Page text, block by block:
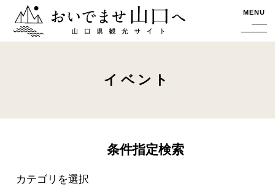
おいでませ山口へー山口県観光サイト MENU
イベント
条件指定検索
カテゴリを選択